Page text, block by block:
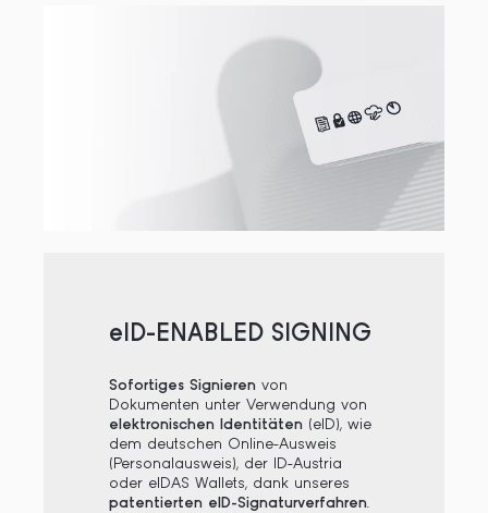
eID-ENABLED SIGNING
Sofortiges Signieren von
Dokumenten unter Verwendung von
elektronischen Identitäten (eID), wie
dem deutschen Online-Ausweis
(Personalausweis), der ID-Austria
oder eIDAS Wallets, dank unseres
patentierten eID-Signaturverfahren.